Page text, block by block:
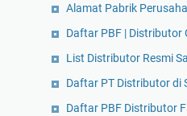
Alamat Pabrik
Daftar PBF | Distributor
List Distributor Resmi
Daftar PT Distributor di
Daftar PBF Distributor